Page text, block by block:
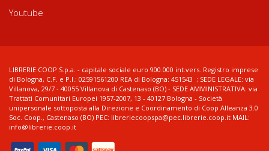
Youtube
LIBRERIE.COOP S.p.a. - capitale sociale euro 900.000 int.vers. Registro imprese
di Bologna, C.F. e P.I.: 02591561200 REA di Bologna: 451543 ; SEDE LEGALE: via
Villanova, 29/7 - 40055 Villanova di Castenaso (BO) - SEDE AMMINISTRATIVA: via
Trattati Comunitari Europei 1957-2007, 13 - 40127 Bologna - Società
unipersonale sottoposta alla Direzione e Coordinamento di Coop Alleanza 3.0
Soc. Coop., Castenaso (BO) PEC: libreriecoopspa@pec.librerie.coop.it MAIL:
info@librerie.coop.it